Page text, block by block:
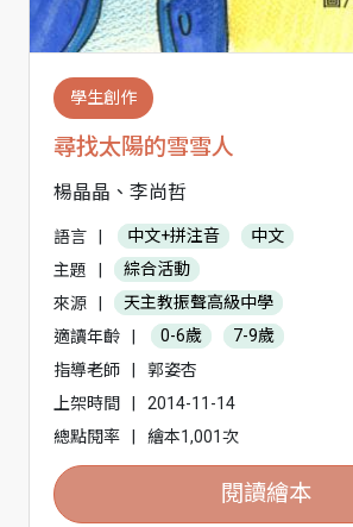
學生創作
尋找太陽的雪雪人
楊晶晶、李尚哲
語言 | 中文+拼注音
中文
主題
|
綜合活動
來源
|
天主教振聲高級中學
適讀年齡
| 0-6歲
7-9歲
指導老師
|
郭姿杏
上架時間
|
2014-11-14
總點閱率
| 繪本1,001次
閱讀繪本